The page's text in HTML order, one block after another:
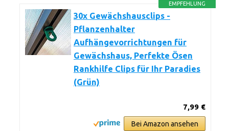
EMPFEHLUNG
30x Gewächshausclips -
Pflanzenhalter
Aufhängevorrichtungen für
Gewächshaus, Perfekte Ösen
Rankhilfe Clips für Ihr Paradies
(Grün)
7,99 €
Bei Amazon ansehen